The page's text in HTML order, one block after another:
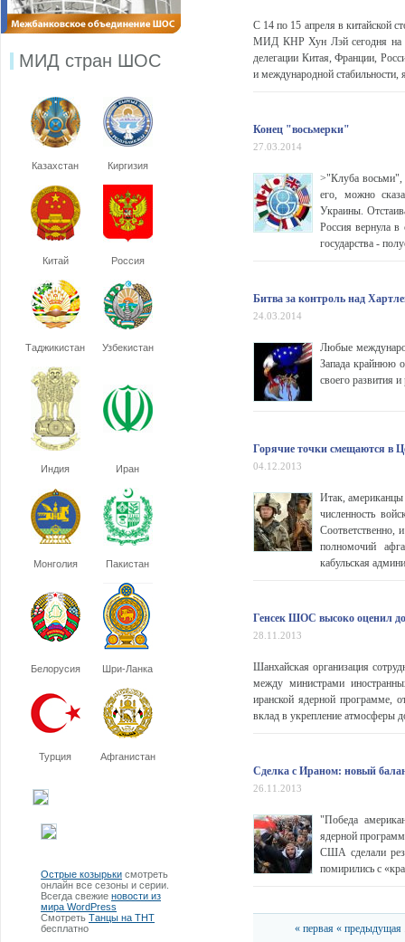
МИД стран ШОС
Казахстан Киргизия
Китай Россия
Таджикистан Узбекистан
Индия Иран
Монголия Пакистан
Белорусия Шри-Ланка
Турция Афганистан
Острые козырьки смотреть
онлайн все сезоны и серии.
Всегда свежие новости из
мира WordPress
Смотреть Танцы на ТНТ
бесплатно
С 14 по 15 апреля в китайской
МИД КНР Хун Лэй сегодня на
делегации Китая, Франции,
и международной стабильности,
Конец "восьмерки"
27.03.2014
>"Клуба восьми",
его, можно
Украины.
Россия вернула
государства -
Битва за контроль над
24.03.2014
Любые
Запада крайнюю
своего развития
Горячие точки смещаются в
04.12.2013
Итак,
численность
Соответственно,
полномочий
кабульская
Генсек ШОС высоко оценил
28.11.2013
Шанхайская организация
между министрами
иранской ядерной программе,
вклад в укрепление атмосферы
Сделка с Ираном: новый
26.11.2013
"Победа
ядерной
США сделали
помирились с
« первая « предыдущая